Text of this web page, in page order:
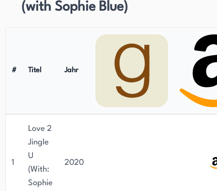
(with Sophie Blue)
# Titel Jahr
1
Love 2
Jingle
U
(With:
Sophie
2020